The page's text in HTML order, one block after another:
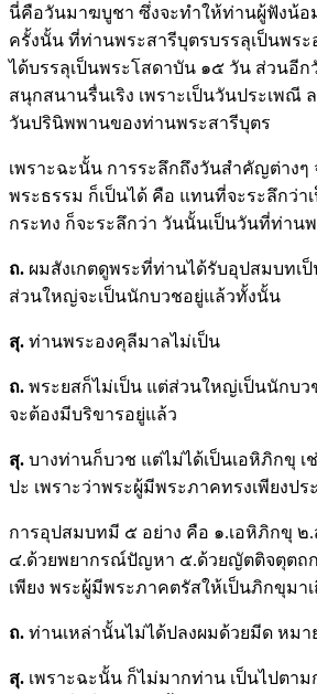
นี่คือวันมาฆบูชา ซึ่งจะทำให้ท่านผู้ฟังน้อ
ครั้งนั้น ที่ท่านพระสารีบุตรบรรลุเป็นพร
ได้บรรลุเป็นพระโสดาบัน ๑๕ วัน ส่วนอีก
สนุกสนานรื่นเริง เพราะเป็นวันประเพณี
วันปรินิพพานของท่านพระสารีบุตร
เพราะฉะนั้น การระลึกถึงวันสำคัญต่างๆ
พระธรรม ก็เป็นได้ คือ แทนที่จะระลึกว่า
กระทง ก็จะระลึกว่า วันนั้นเป็นวันที่ท่าน
ถ. ผมสังเกตดูพระที่ท่านได้รับอุปสมบทเ
ส่วนใหญ่จะเป็นนักบวชอยู่แล้วทั้งนั้น
สุ. ท่านพระองคุลีมาลไม่เป็น
ถ. พระยสก็ไม่เป็น แต่ส่วนใหญ่เป็นนักบว
จะต้องมีบริขารอยู่แล้ว
สุ. บางท่านก็บวช แต่ไม่ได้เป็นเอหิภิกขุ
ปะ เพราะว่าพระผู้มีพระภาคทรงเพียงป
การอุปสมบทมี ๕ อย่าง คือ ๑.เอหิภิกขุ
๔.ด้วยพยากรณ์ปัญหา ๕.ด้วยญัตติจตุตถ
เพียง พระผู้มีพระภาคตรัสให้เป็นภิกขุมา
ถ. ท่านเหล่านั้นไม่ได้ปลงผมด้วยมีด หมา
สุ. เพราะฉะนั้น ก็ไม่มากท่าน เป็นไปตา